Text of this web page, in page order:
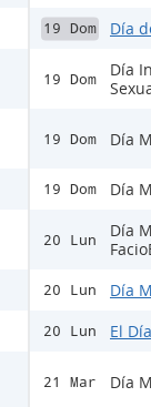
19 Dom Día
19 Dom
Día
19 Dom Día
19 Dom Día
20 Lun
Día
20 Lun Día
20 Lun El
21 Mar Día